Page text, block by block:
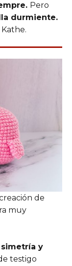
Pero
durmiente.
de
muy
simetría y
testigo